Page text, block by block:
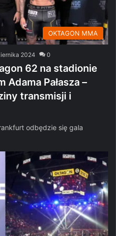
OKTAGON MMA
2024 0
62 na stadionie
Adama Pałasza –
transmisji i
odbędzie się gala